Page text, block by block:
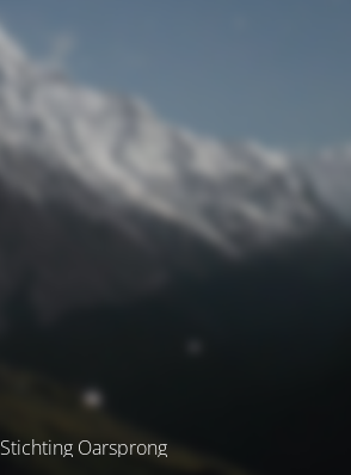
Stichting Oarsprong